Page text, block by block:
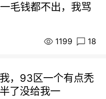
毛钱都不出，我骂
1199 18
，93区一个有点秃
了没给我一